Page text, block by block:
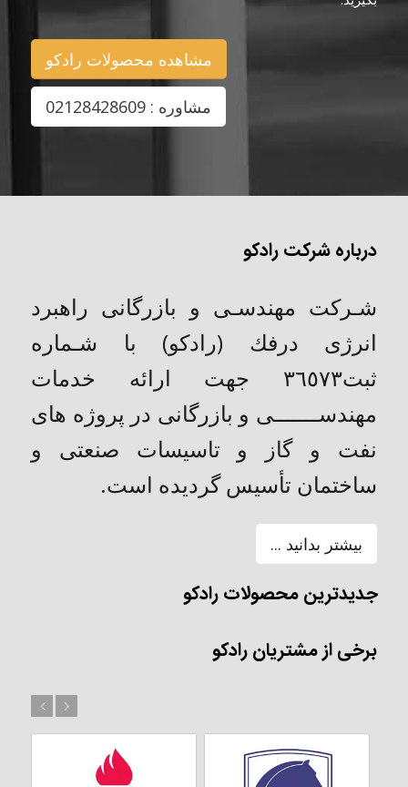
مشاهده محصولات رادکو
مشاوره : 02128428609
درباره شرکت رادکو
شـركت مهندسـی و بازرگانی راهبرد
انرژی درفك (رادکو) با شـماره
ثبت٣٦٥٧٣ جهت ارائه خدمات
مهندســـــــی و بازرگانی در پروژه های
نفت و گاز و تاسیسات صنعتی و
ساختمان تأسیس گردیده است.
بیشتر بدانید ...
جدیدترین محصولات رادکو
برخی از مشتریان رادکو